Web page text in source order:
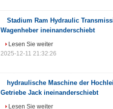
Stadium Ram Hydraulic
Wagenheber ineinanderschiebt
Lesen Sie weiter
2025-12-11 21:32:26
hydraulische Maschine der
Getriebe Jack ineinanderschiebt
Lesen Sie weiter